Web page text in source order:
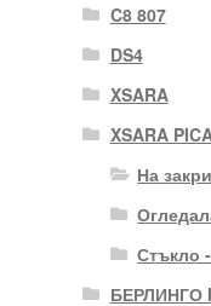
C8 807
DS4
XSARA
XSARA
На
Стъкло
БЕРЛИНГО